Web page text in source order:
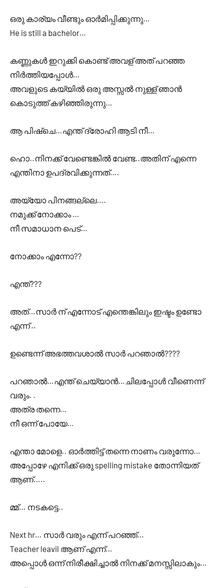
ഒരു കാര്യം വീണ്ടും ഓർമിപ്പിക്കുന്നു…
He is still a bachelor…
കണ്ണുകൾ ഇറുക്കി കൊണ്ട് അവള് അത് പറഞ്ഞ
നിർത്തിയപ്പോൾ…
അവളുടെ കയ്യിൽ ഒരു അസ്സൽ നുള്ള് ഞാൻ
കൊടുത്ത് കഴിഞ്ഞിരുന്നു…
ആ പിഷ്ചെ…എന്ത് ദ്രോഹി ആടി നീ…
ഹൊ..നിനക്ക് വേണ്ടെങ്കിൽ വേണ്ട..അതിന് എന്നെ
എന്തിനാ ഉപദ്രവിക്കുന്നത്….
അയ്യോ പിനങ്ങല്ലെ….
നമുക്ക് നോക്കാം …
നീ സമാധാന പെട്…
നോക്കാം എന്നോ??
എന്ത്???
അത്…സാർ ന് എന്നോട് എന്തെങ്കിലും ഇഷ്ടം ഉണ്ടോ
എന്ന് ..
ഉണ്ടെന്ന് അഭത്തവശാൽ സാർ പറഞാൽ????
പറഞാൽ…എന്ത് ചെയ്യാൻ…ചിലപ്പോൾ വീണെന്ന്
വരും. .
അത്ര തന്നെ…
നീ ഒന്ന് പോയേ…
എന്താ മോളെ.. ഓർത്തിട്ട് തന്നെ നാണം വരുന്നോ…
അപ്പോഴേ എനിക്ക് ഒരു spelling mistake തോന്നിയത്
ആണ്…..
മ്മ്… നടകട്ടെ..
Next hr… സാർ വരും എന്ന് പറഞ്ഞ്…
Teacher leavil ആണ് എന്ന്…
അപ്പൊൾ ഒന്ന് നിരീക്ഷിച്ചാൽ നിനക്ക് മനസ്സിലാകും…